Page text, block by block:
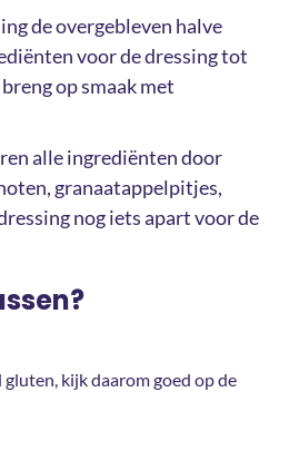
de overgebleven halve
voor de dressing tot
op smaak met
alle ingrediënten door
granaatappelpitjes,
nog iets apart voor de
kijk daarom goed op de